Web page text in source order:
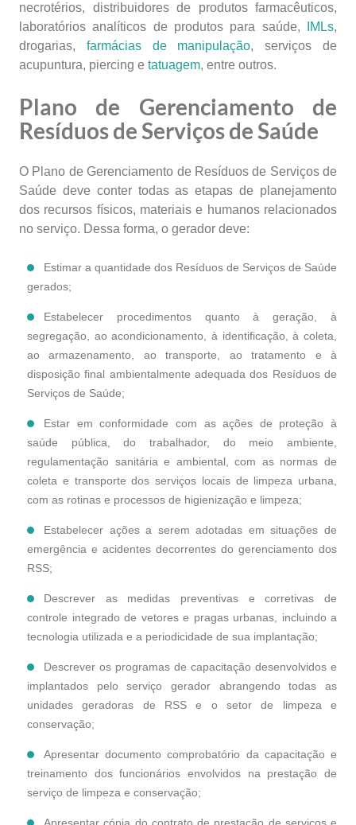
necrotérios, distribuidores de produtos farmacêuticos,
laboratórios analíticos de produtos para saúde,
IMLs,
drogarias, farmácias de manipulação, serviços de
acupuntura, piercing e tatuagem, entre outros.
Plano de Gerenciamento de
Resíduos de Serviços de Saúde
O Plano de Gerenciamento de Resíduos de Serviços de
Saúde deve conter todas as etapas de planejamento
dos recursos físicos, materiais e humanos relacionados
no serviço. Dessa forma, o gerador deve:
Estimar a quantidade dos Resíduos de Serviços de Saúde
gerados;
Estabelecer procedimentos quanto à geração, à
segregação, ao acondicionamento, à identificação, à coleta,
ao armazenamento, ao transporte, ao tratamento e à
disposição final ambientalmente adequada dos Resíduos de
Serviços de Saúde;
Estar em conformidade com as ações de proteção à
saúde pública, do trabalhador, do meio ambiente,
regulamentação sanitária e ambiental, com as normas de
coleta e transporte dos serviços locais de limpeza urbana,
com as rotinas e processos de higienização e limpeza;
Estabelecer ações a serem adotadas em situações de
emergência e acidentes decorrentes do gerenciamento dos
RSS;
Descrever as medidas preventivas e corretivas de
controle integrado de vetores e pragas urbanas, incluindo a
tecnologia utilizada e a periodicidade de sua implantação;
Descrever os programas de capacitação desenvolvidos e
implantados pelo serviço gerador abrangendo todas as
unidades geradoras de RSS e o setor de limpeza e
conservação;
Apresentar documento comprobatório da capacitação e
treinamento dos funcionários envolvidos na prestação de
serviço de limpeza e conservação;